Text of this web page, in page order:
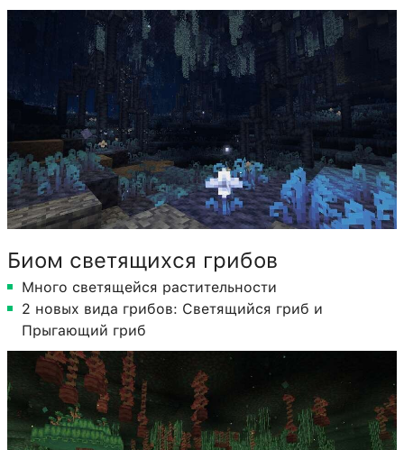
Биом светящихся грибов
Много светящейся растительности
2 новых вида грибов: Светящийся гриб и
Прыгающий гриб